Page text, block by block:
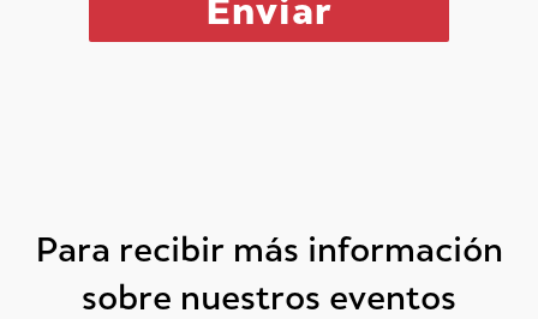
Para recibir más información
sobre nuestros eventos